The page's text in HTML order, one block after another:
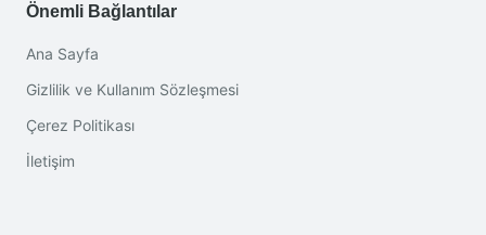
Önemli Bağlantılar
Ana Sayfa
Gizlilik ve Kullanım Sözleşmesi
Çerez Politikası
İletişim